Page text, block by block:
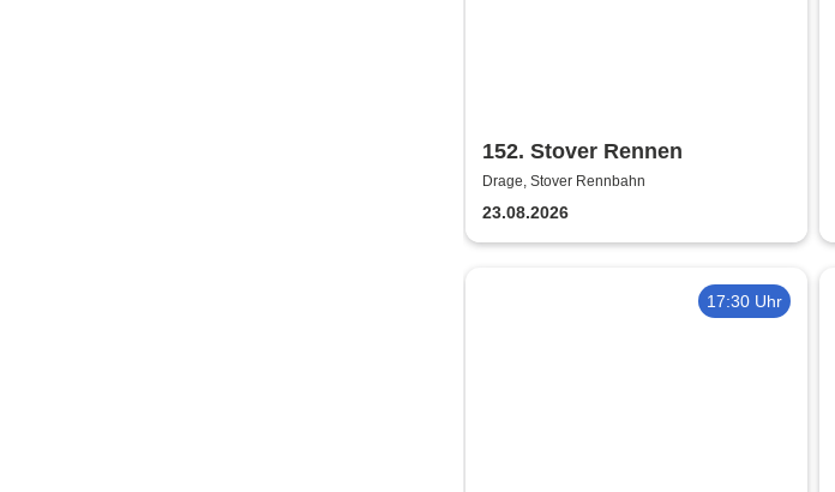
152. Stover Rennen
Drage, Stover Rennbahn
23.08.2026
17:30 Uhr